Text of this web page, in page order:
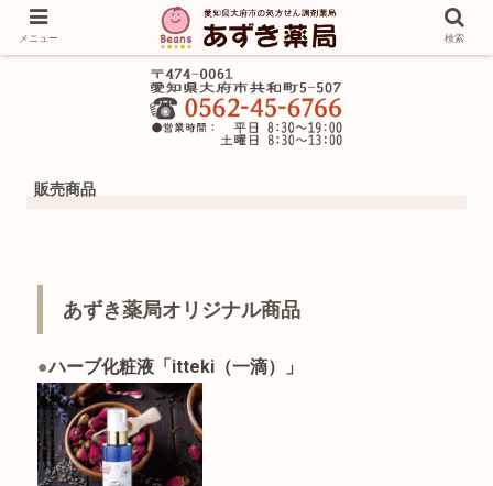
販売商品
あずき薬局オリジナル商品
●ハーブ化粧液「itteki（一滴）」
メニュー 検索